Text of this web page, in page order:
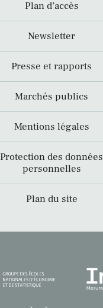
Plan d’accès
Newsletter
Presse et rapports
Marchés publics
Mentions légales
Protection des données
personnelles
Plan du site